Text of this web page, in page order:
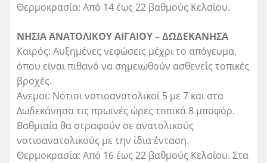
Θερμοκρασία: Από 14 έως 22 βαθμούς Κελσίου.
ΝΗΣΙΑ ΑΝΑΤΟΛΙΚΟΥ ΑΙΓΑΙΟΥ – ΔΩΔΕΚΑΝΗΣΑ
Καιρός: Αυξημένες νεφώσεις μέχρι το απόγευμα,
όπου είναι πιθανό να σημειωθούν ασθενείς τοπικές
βροχές.
Ανεμοι: Νότιοι νοτιοανατολικοί 5 με 7 και στα
Δωδεκάνησα τις πρωινές ώρες τοπικά 8 μποφόρ.
Βαθμιαία θα στραφούν σε ανατολικούς
νοτιοανατολικούς με την ίδια ένταση.
Θερμοκρασία: Από 16 έως 22 βαθμούς Κελσίου. Στα